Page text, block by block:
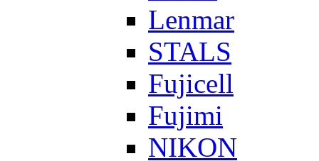
Lenmar
STALS
Fujicell
Fujimi
NIKON